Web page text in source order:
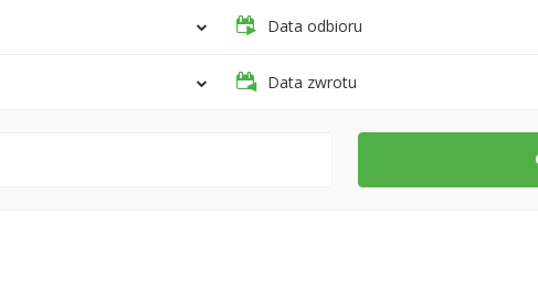
Data odbioru
Data zwrotu